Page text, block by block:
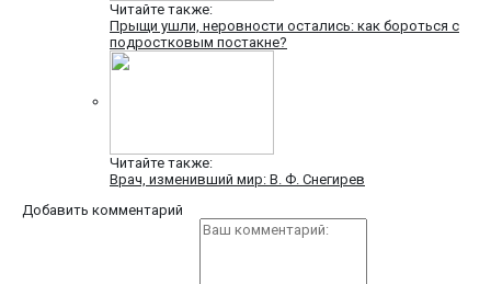
Читайте также:
Прыщи ушли, неровности остались: как бороться с
подростковым постакне?
Читайте также:
Врач, изменивший мир: В. Ф. Снегирев
Добавить комментарий